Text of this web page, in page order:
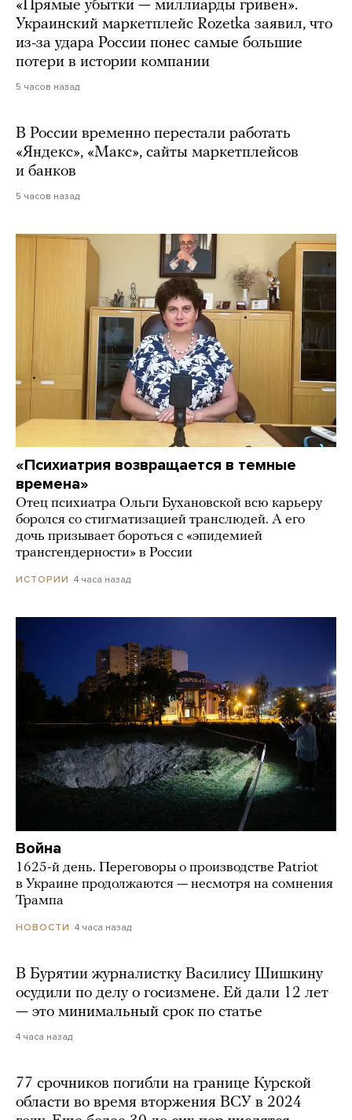
«Прямые убытки — миллиарды гривен».
Украинский маркетплейс Rozetka заявил, что
из-за удара России понес самые большие
потери в истории компании
5 часов назад
В России временно перестали работать
«Яндекс», «Макс», сайты маркетплейсов
и банков
5 часов назад
«Психиатрия возвращается в темные
времена»
Отец психиатра Ольги Бухановской всю карьеру
боролся со стигматизацией транслюдей. А его
дочь призывает бороться с «эпидемией
трансгендерности» в России
ИСТОРИИ 4 часа назад
Война
1625-й день. Переговоры о производстве Patriot
в Украине продолжаются — несмотря на сомнения
Трампа
НОВОСТИ 4 часа назад
В Бурятии журналистку Василису Шишкину
осудили по делу о госизмене. Ей дали 12 лет
— это минимальный срок по статье
4 часа назад
77 срочников погибли на границе Курской
области во время вторжения ВСУ в 2024